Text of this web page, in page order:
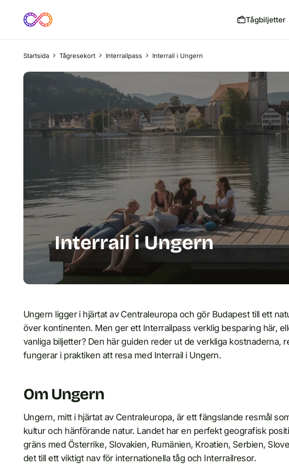
Tågbiljetter
Startsida Tågresekort Interrailpass Interrail i Ungern
Interrail i Ungern
Ungern ligger i hjärtat av Centraleuropa och gör Budapest till ett
över kontinenten. Men ger ett Interrailpass verklig besparing här,
vanliga biljetter? Den här guiden reder ut de verkliga kostnaderna,
fungerar i praktiken att resa med Interrail i Ungern.
Om Ungern
Ungern, mitt i hjärtat av Centraleuropa, är ett fängslande resmål
kultur och hänförande natur. Landet har en perfekt geografisk
gräns med Österrike, Slovakien, Rumänien, Kroatien, Serbien,
det till ett viktigt nav för internationella tåg och Interrailresor.